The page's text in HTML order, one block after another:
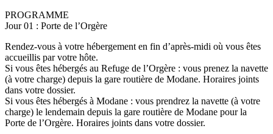
PROGRAMME
Jour 01 : Porte de l’Orgère
Rendez-vous à votre hébergement en fin d’après-midi où vous êtes
accueillis par votre hôte.
Si vous êtes hébergés au Refuge de l’Orgère : vous prenez la navette
(à votre charge) depuis la gare routière de Modane. Horaires joints
dans votre dossier.
Si vous êtes hébergés à Modane : vous prendrez la navette (à votre
charge) le lendemain depuis la gare routière de Modane pour la
Porte de l’Orgère. Horaires joints dans votre dossier.